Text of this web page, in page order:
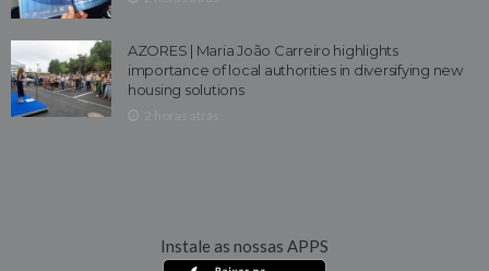
AZORES | Maria João Carreiro highlights
importance of local authorities in diversifying new
housing solutions
Instale as nossas APPS